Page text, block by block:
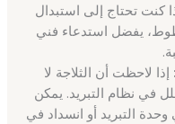
تحتاج إلى استبدال
يفضل استدعاء فني
إذا لاحظت أن الثلاجة لا
في نظام التبريد. يمكن
التبريد أو انسداد في